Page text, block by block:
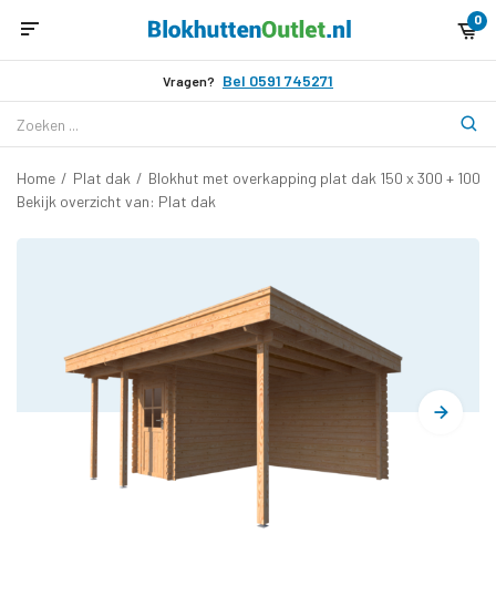
0
Vragen? Bel 0591 745271
Home / Plat dak / Blokhut met overkapping plat dak 150 x 300 + 100 /
Bekijk overzicht van: Plat dak